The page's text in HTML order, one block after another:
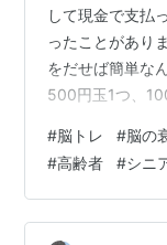
して現金で支払
ったことがあり
をだせば簡単な
500円玉1つ、
間「合ってるか
まいました。 こ
ない感じがあり
衰えてしまった
#脳トレ #脳の
#高齢者 #シニ